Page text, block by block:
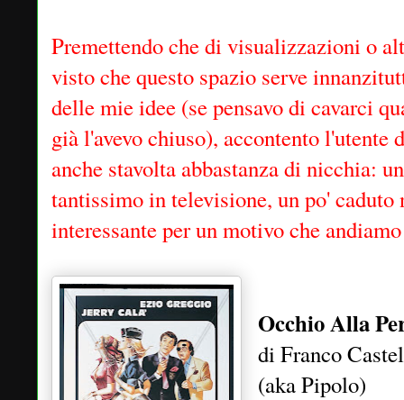
Premettendo che di visualizzazioni o
visto che questo spazio serve
delle mie idee (se pensavo di cavarci
già l'avevo chiuso), accontento l'utente
anche stavolta abbastanza di nicchia:
tantissimo in televisione, un po'
interessante per un motivo che
Occhio Alla
di Franco
(aka Pipolo)